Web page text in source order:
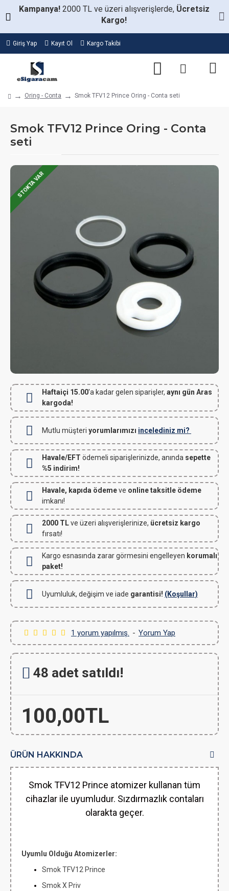
Kampanya! 2000 TL ve üzeri alışverişlerde, Ücretsiz
Kargo!
Giriş Yap Kayıt Ol Kargo Takibi
Oring - Conta Smok TFV12 Prince Oring - Conta seti
Smok TFV12 Prince Oring - Conta
seti
STOKTA VAR
Haftaiçi 15.00'a kadar gelen siparişler, aynı gün Aras
kargoda!
Mutlu müşteri yorumlarımızı incelediniz mi?
Havale/EFT ödemeli siparişlerinizde, anında sepette
%5 indirim!
Havale, kapıda ödemeve online taksitle ödeme
imkanı!
2000 TLve üzeri alışverişlerinize, ücretsiz kargo
fırsatı!
Kargo esnasında zarar görmesini engelleyen korumalı
paket!
Uyumluluk, değişim ve iade garantisi! (Koşullar)
1 yorum yapılmış. - Yorum Yap
100,00TL
48 adet satıldı!
ÜRÜN HAKKINDA
Smok TFV12 Prince atomizer kullanan tüm
cihazlar ile uyumludur. Sızdırmazlık contaları
olarakta geçer.
Uyumlu Olduğu Atomizerler:
Smok TFV12 Prince
Smok X Priv